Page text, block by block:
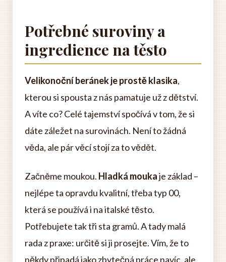
Potřebné suroviny a
ingredience na těsto
Velikonoční beránek je prostě klasika,
kterou si spousta z nás pamatuje už z dětství.
A víte co? Celé tajemství spočívá v tom, že si
dáte záležet na surovinách. Není to žádná
věda, ale pár věcí stojí za to vědět.
Začněme moukou. Hladká moukaje základ –
nejlépe ta opravdu kvalitní, třeba typ 00,
která se používá i na italské těsto.
Potřebujete tak tři sta gramů. A tady malá
rada z praxe: určitě si ji prosejte. Vím, že to
někdy připadá jako zbytečná práce navíc, ale